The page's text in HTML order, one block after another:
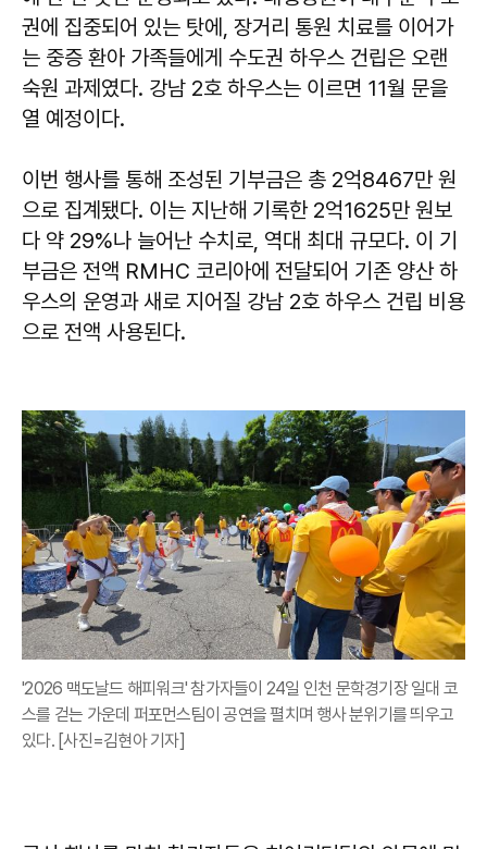
권에 집중되어 있는 탓에, 장거리 통원 치료를 이어가
는 중증 환아 가족들에게 수도권 하우스 건립은 오랜
숙원 과제였다. 강남 2호 하우스는 이르면 11월 문을
열 예정이다.
이번 행사를 통해 조성된 기부금은 총 2억8467만 원
으로 집계됐다. 이는 지난해 기록한 2억1625만 원보
다 약 29%나 늘어난 수치로, 역대 최대 규모다. 이 기
부금은 전액 RMHC 코리아에 전달되어 기존 양산 하
우스의 운영과 새로 지어질 강남 2호 하우스 건립 비용
으로 전액 사용된다.
'2026 맥도날드 해피워크' 참가자들이 24일 인천 문학경기장 일대 코
스를 걷는 가운데 퍼포먼스팀이 공연을 펼치며 행사 분위기를 띄우고
있다. [사진=김현아 기자]